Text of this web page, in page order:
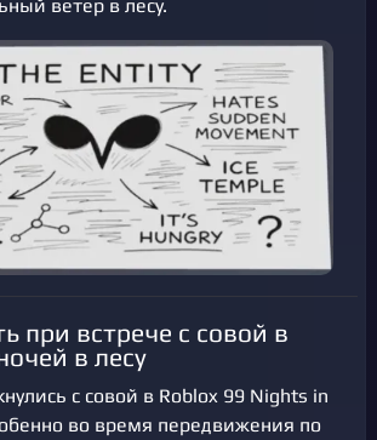
ветер в лесу.
при встрече с совой в
в лесу
с совой в Roblox 99 Nights in
во время передвижения по